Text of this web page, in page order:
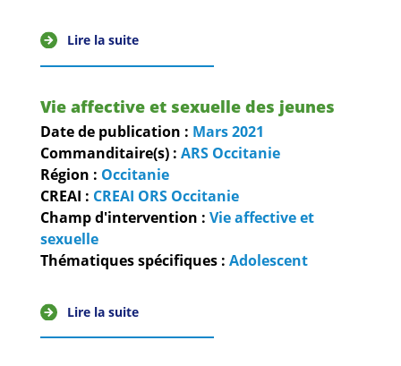
Lire la suite
Vie affective et sexuelle des jeunes
Date de publication : Mars2021
Commanditaire(s) : ARS Occitanie
Région : Occitanie
CREAI : CREAI ORS Occitanie
Champ d'intervention : Vie affective et
sexuelle
Thématiques spécifiques : Adolescent
Lire la suite